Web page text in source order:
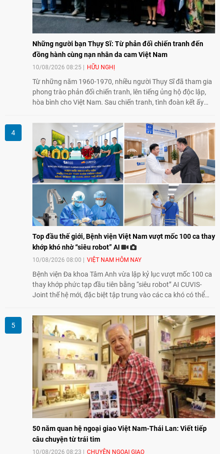
Những người bạn Thụy Sĩ: Từ phản đối chiến tranh đến
đồng hành cùng nạn nhân da cam Việt Nam
10/08/2026 08:25 HỮU NGHỊ
Từ những năm 1960-1970, nhiều người Thụy Sĩ đã tham gia
phong trào phản đối chiến tranh, lên tiếng ủng hộ độc lập,
hòa bình cho Việt Nam. Sau chiến tranh, tình đoàn kết ấy
đồng hành với những người còn chịu hậu quả chiến tranh,
trong đó có các nạn nhân chất độc da cam/dioxin.
Top đầu thế giới, Bệnh viện Việt Nam vượt mốc 100 ca thay
khớp khó nhờ “siêu robot” AI
10/08/2026 08:00 VIỆT NAM HÔM NAY
Bệnh viện Đa khoa Tâm Anh vừa lập kỷ lục vượt mốc 100 ca
thay khớp phức tạp đầu tiên bằng “siêu robot” AI CUVIS-
Joint thế hệ mới, đặc biệt tập trung vào các ca khó có thể
mở ra cơ hội mới cho nhiều người bệnh đang đối mặt nguy
cơ “tàn phế”.
50 năm quan hệ ngoại giao Việt Nam-Thái Lan: Viết tiếp
câu chuyện từ trái tim
10/08/2026 08:23 CHUYỆN NGOẠI GIAO